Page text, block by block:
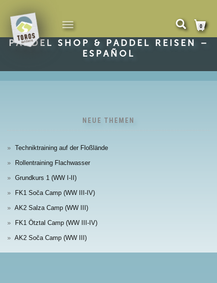
NAVIGATION
UMSCHALTEN
0
PADDEL SHOP & PADDEL REISEN –
ESPAÑOL
NEUE THEMEN
Techniktraining auf der Floßlände
Rollentraining Flachwasser
Grundkurs 1 (WW I-II)
FK1 Soča Camp (WW III-IV)
AK2 Salza Camp (WW III)
FK1 Ötztal Camp (WW III-IV)
AK2 Soča Camp (WW III)